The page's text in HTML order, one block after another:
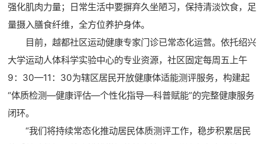
强化肌肉力量；日常生活中要摒弃久坐陋习，保持清淡饮食，足
量摄入膳食纤维，全方位养护身体。
目前，越都社区运动健康专家门诊已常态化运营。依托绍兴
大学运动人体科学实验中心的专业资源，社区固定每周五上午
9：30—11：30为辖区居民开放健康体适能测评服务，构建起
“体质检测—健康评估—个性化指导—科普赋能”的完整健康服务
闭环。
“我们将持续常态化推动居民体质测评工作，稳步积累居民